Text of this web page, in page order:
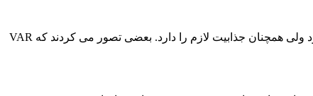
رئیس فدراسیون فوتبال ایران همچنین در پاسخ به منتقدان این طرح گفت: لیگ قهرمانان اروپا یا جام باشگاه‌های جهان هر سال برگزار می‌شود ولی همچنان جذابیت لازم را دارد. بعضی تصور می کردند که VAR